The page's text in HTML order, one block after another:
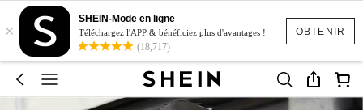
OBTENIR
×
SHEIN-Mode en ligne
Téléchargez l'APP & bénéficiez plus d'avantages !
(18,717)